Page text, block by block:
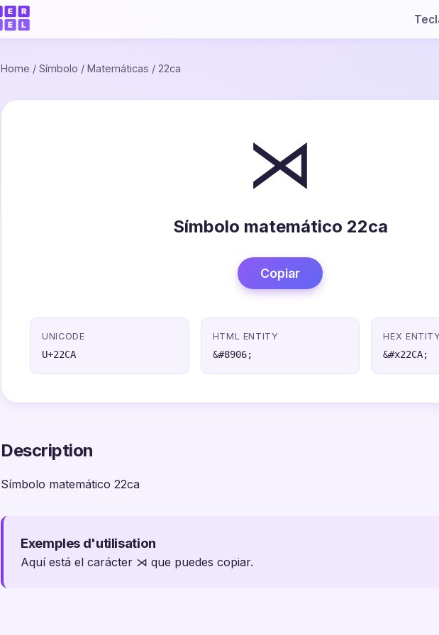
Home / Símbolo / Matemáticas / 22ca
⋊
Símbolo matemático 22ca
Copiar
UNICODE
U+22CA
HTML ENTITY
&#8906;
HEX
&#x22CA;
Description
Símbolo matemático 22ca
Exemples d'utilisation
Aquí está el carácter ⋊ que puedes copiar.